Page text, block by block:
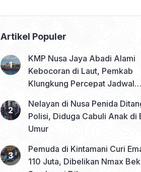
Artikel Populer
KMP Nusa Jaya Abadi Alami
Kebocoran di Laut, Pemkab
Klungkung Percepat Jadwal
Nelayan di Nusa Penida
Polisi, Diduga Cabuli Anak di
Umur
Pemuda di Kintamani Curi
110 Juta, Dibelikan Nmax